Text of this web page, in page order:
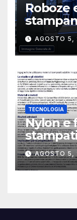
Roboze
AGOSTO 5,
TECNOLOGIA
Nylon e
dal
AGOSTO 5,